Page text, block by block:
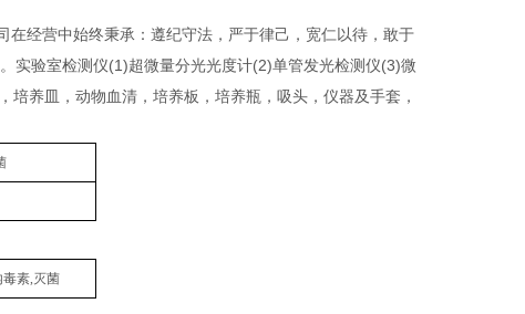
经营中始终秉承：遵纪守法，严于律己，宽仁以待，敢于
实验室检测仪(1)超微量分光光度计(2)单管发光检测仪(3)微
养皿，动物血清，培养板，培养瓶，吸头，仪器及手套，
素,灭菌